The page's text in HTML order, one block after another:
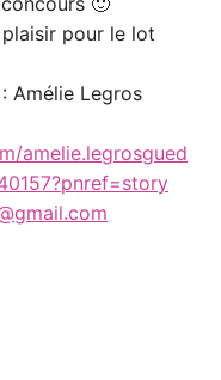
pour le lot
Amélie Legros
amelie.legrosgued